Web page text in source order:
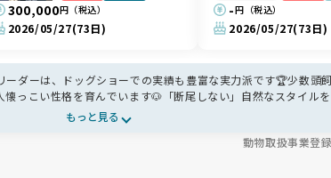
300,000円（税込）
2026/05/27(73日)
-円（税込）
2026/05/27(73日)
ダーは、ドッグショーでの実績も豊富な実力派です🏆少数頭
っこい性格を育んでいます🐶「断尾しない」自然なスタイル
アフターサポートや里帰り制度もあり、お迎え後もずっと家族の
もっと見る
動物取扱事業登